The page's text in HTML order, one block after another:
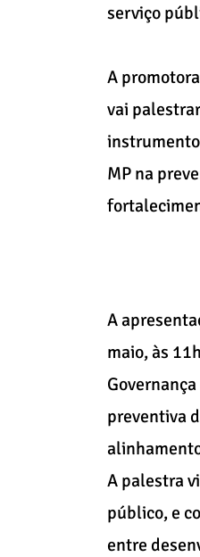
serviço
A
vai
MP na
A
maio, às
preventiva
A palestra
público, e
entre